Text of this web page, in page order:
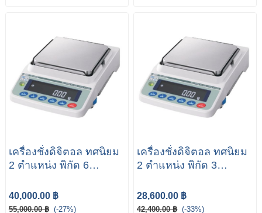
เครื่องชั่งดิจิตอล ทศนิยม
2 ตำแหน่ง พิกัด 6
ยี่ห้อ AND
40,000.00 ฿
55,000.00 ฿ (-27%)
เครื่องชั่งดิจิตอล ทศนิยม
2 ตำแหน่ง พิกัด 3
ยี่ห้อ AND
28,600.00 ฿
42,400.00 ฿ (-33%)